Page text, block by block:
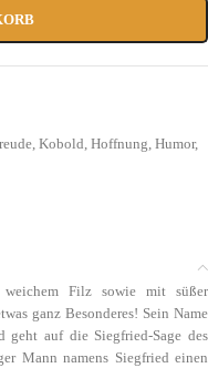
, Kobold, Hoffnung, Humor,
weichem Filz sowie mit süßer
ganz Besonderes! Sein Name
geht auf die Siegfried-Sage des
Mann namens Siegfried einen